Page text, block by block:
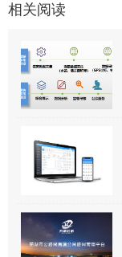
相关阅读